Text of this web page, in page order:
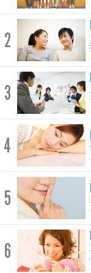
2
3
4
5
6